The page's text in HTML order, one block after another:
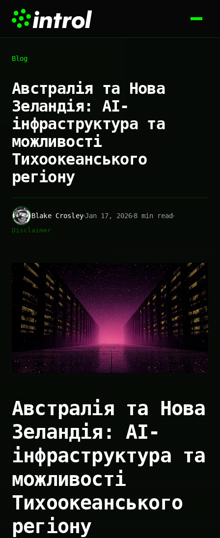
Blog
Австралія та Нова
Зеландія: AI-
інфраструктура та
можливості
Тихоокеанського
регіону
Blake CrosleyJan 17, 20268 min read
Disclaimer
Австралія та Нова
Зеландія: AI-
інфраструктура та
можливості
Тихоокеанського
регіону